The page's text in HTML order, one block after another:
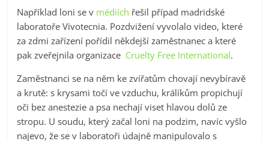
Například loni se v médiích řešil případ madridské
laboratoře Vivotecnia. Pozdvižení vyvolalo video, které
za zdmi zařízení pořídil někdejší zaměstnanec a které
pak zveřejnila organizace Cruelty Free International.
Zaměstnanci se na něm ke zvířatům chovají nevybíravě
a krutě: s krysami točí ve vzduchu, králíkům propichují
oči bez anestezie a psa nechají viset hlavou dolů ze
stropu. U soudu, který začal loni na podzim, navíc vyšlo
najevo, že se v laboratoři údajně manipulovalo s